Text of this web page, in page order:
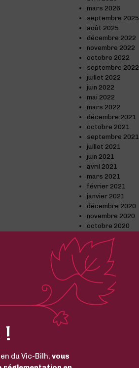
mars 2026
septembre 2025
août 2025
décembre 2022
novembre 2022
octobre 2022
septembre 2022
juillet 2022
juin 2022
mai 2022
mars 2022
décembre 2021
octobre 2021
septembre 2021
juillet 2021
juin 2021
avril 2021
mars 2021
février 2021
janvier 2021
décembre 2020
novembre 2020
octobre 2020
septembre 2020
août 2020
juillet 2020
juin 2020
mai 2020
avril 2020
mars 2020
février 2020
du Vic-Bilh, vous